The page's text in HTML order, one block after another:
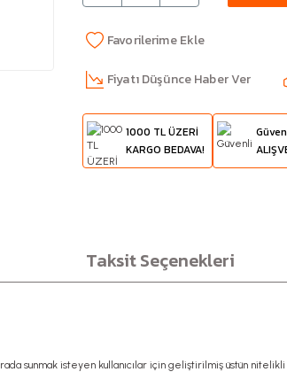
Fiyatı Düşünce Haber Ver
1000 TL ÜZERİ
KARGO BEDAVA!
Taksit Seçenekleri
sunmak isteyen kullanıcılar için geliştirilmiş üstün